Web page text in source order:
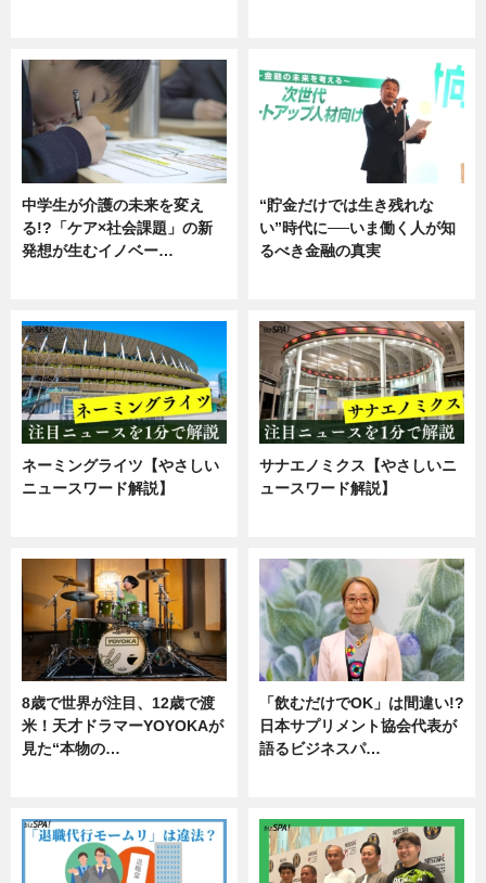
中学生が介護の未来を変え
る!?「ケア×社会課題」の新
発想が生むイノベー…
“貯金だけでは生き残れな
い”時代に──いま働く人が知
るべき金融の真実
ネーミングライツ【やさしい
ニュースワード解説】
サナエノミクス【やさしいニ
ュースワード解説】
8歳で世界が注目、12歳で渡
米！天才ドラマーYOYOKAが
見た“本物の…
「飲むだけでOK」は間違い!?
日本サプリメント協会代表が
語るビジネスパ…